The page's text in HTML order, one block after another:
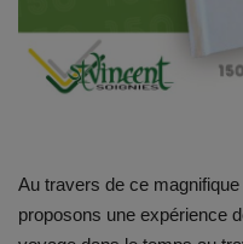
Ancien-ne-s du CES
Internats
Au travers de ce
proposons une expérience